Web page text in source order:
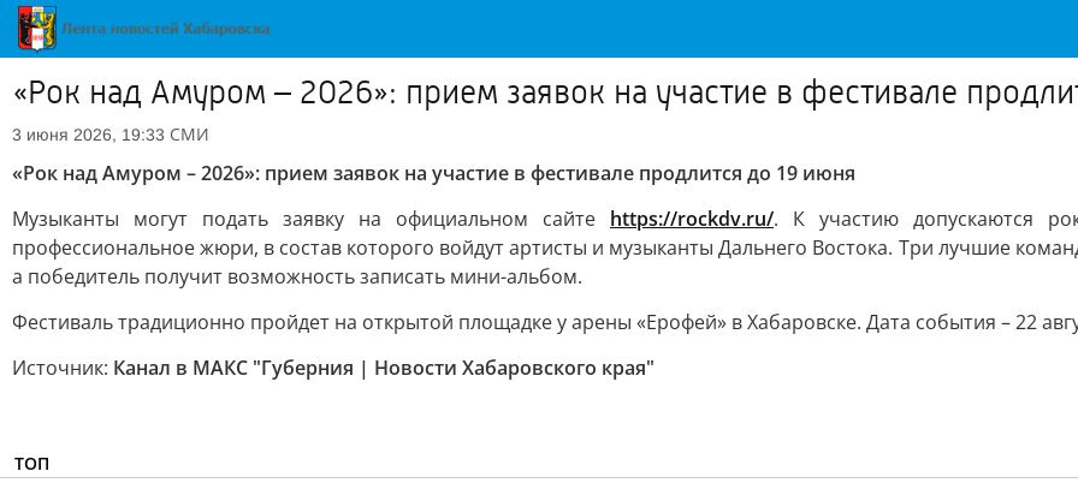
«Рок над Амуром – 2026»: прием заявок на участие в фестивале
3 июня 2026, 19:33 СМИ
«Рок над Амуром – 2026»: прием заявок на участие в фестивале продлится до 19 июня
Музыканты могут подать заявку на официальном сайте https://rockdv.ru/. К участию допускаются
профессиональное жюри, в состав которого войдут артисты и музыканты Дальнего Востока. Три лучшие
а победитель получит возможность записать мини-альбом.
Фестиваль традиционно пройдет на открытой площадке у арены «Ерофей» в Хабаровске. Дата события – 22
Источник: Канал в МАКС "Губерния | Новости Хабаровского края"
ТОП